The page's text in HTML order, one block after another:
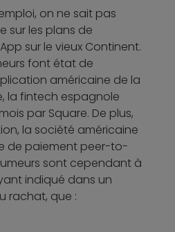
on ne sait pas
sur les plans de
sur le vieux Continent.
font état de
américaine de la
la fintech espagnole
par Square. De plus,
la société américaine
de paiement peer-to-
sont cependant à
indiqué dans un
rachat, que :